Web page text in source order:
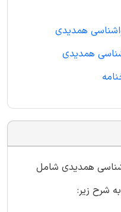
همدیدی
همدیدی
همدیدی شامل
به شرح زیر: